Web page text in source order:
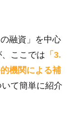
融資」を中心
ここでは 「3.
機関による補
いて簡単に紹介